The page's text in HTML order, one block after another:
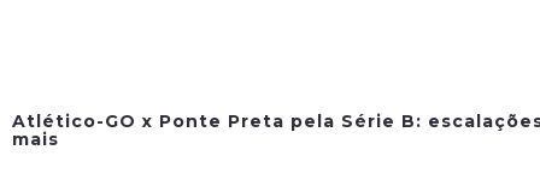
Atlético-GO x Ponte Preta pela Série B:
mais